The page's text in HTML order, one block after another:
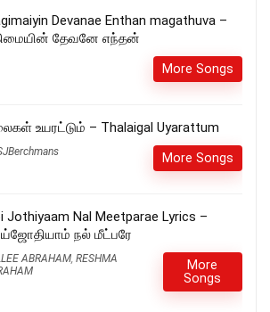
Devanae Enthan magathuva –
தேவனே எந்தன்
More Songs
உயரட்டும் – Thalaigal Uyarattum
More Songs
Jothiyaam Nal Meetparae Lyrics –
நல் மீட்பரே
ABRAHAM, RESHMA
More
Songs